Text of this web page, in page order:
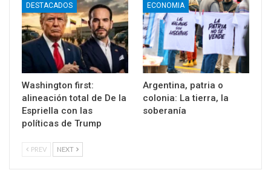
DESTACADOS
Washington first:
alineación total de De la
Espriella con las
políticas de Trump
ECONOMIA
Argentina, patria o
colonia: La tierra, la
soberanía
PREV NEXT